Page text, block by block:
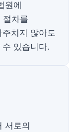
원에
절차를
치지 않아도
있습니다.
서로의